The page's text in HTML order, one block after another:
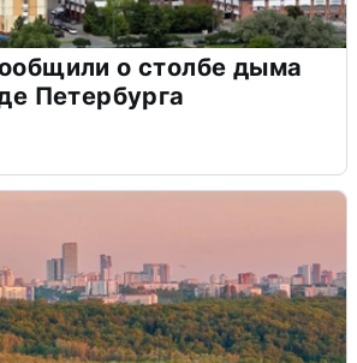
о столбе дыма
Петербурга